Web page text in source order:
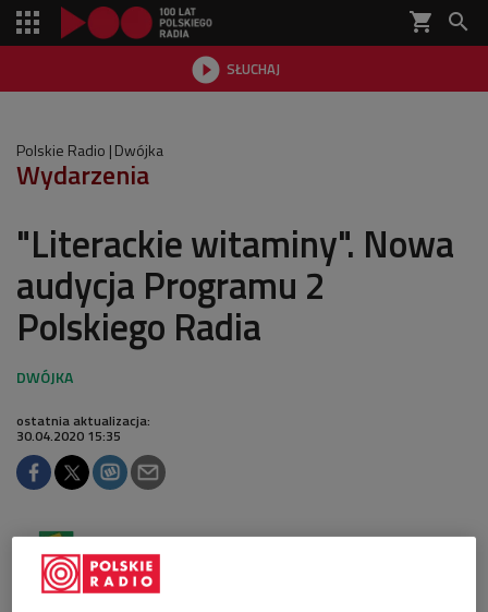
shopping_cart 
 SŁUCHAJ

Polskie Radio Dwójka
Wydarzenia
"Literackie witaminy". Nowa
audycja Programu 2
Polskiego Radia
ostatnia aktualizacja:
30.04.2020 15:35
Obserwuj nas na
Google News